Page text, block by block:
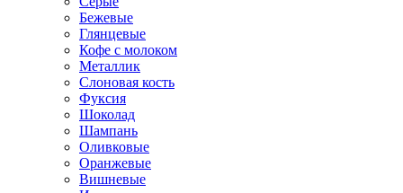
Бежевые
Глянцевые
Кофе с молоком
Металлик
Слоновая кость
Фуксия
Шоколад
Шампань
Оливковые
Оранжевые
Вишневые